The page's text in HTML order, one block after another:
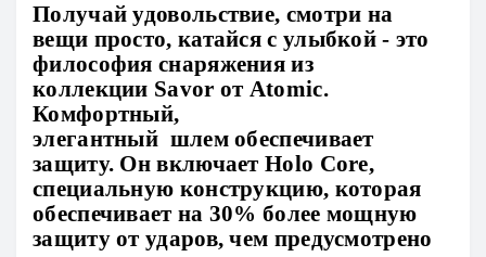
Получай удовольствие, смотри на
вещи просто, катайся с улыбкой - это
философия снаряжения из
коллекции Savor от Atomic.
Комфортный,
элегантный шлем обеспечивает
защиту. Он включает Holo Core,
специальную конструкцию, которая
обеспечивает на 30% более мощную
защиту от ударов, чем предусмотрено